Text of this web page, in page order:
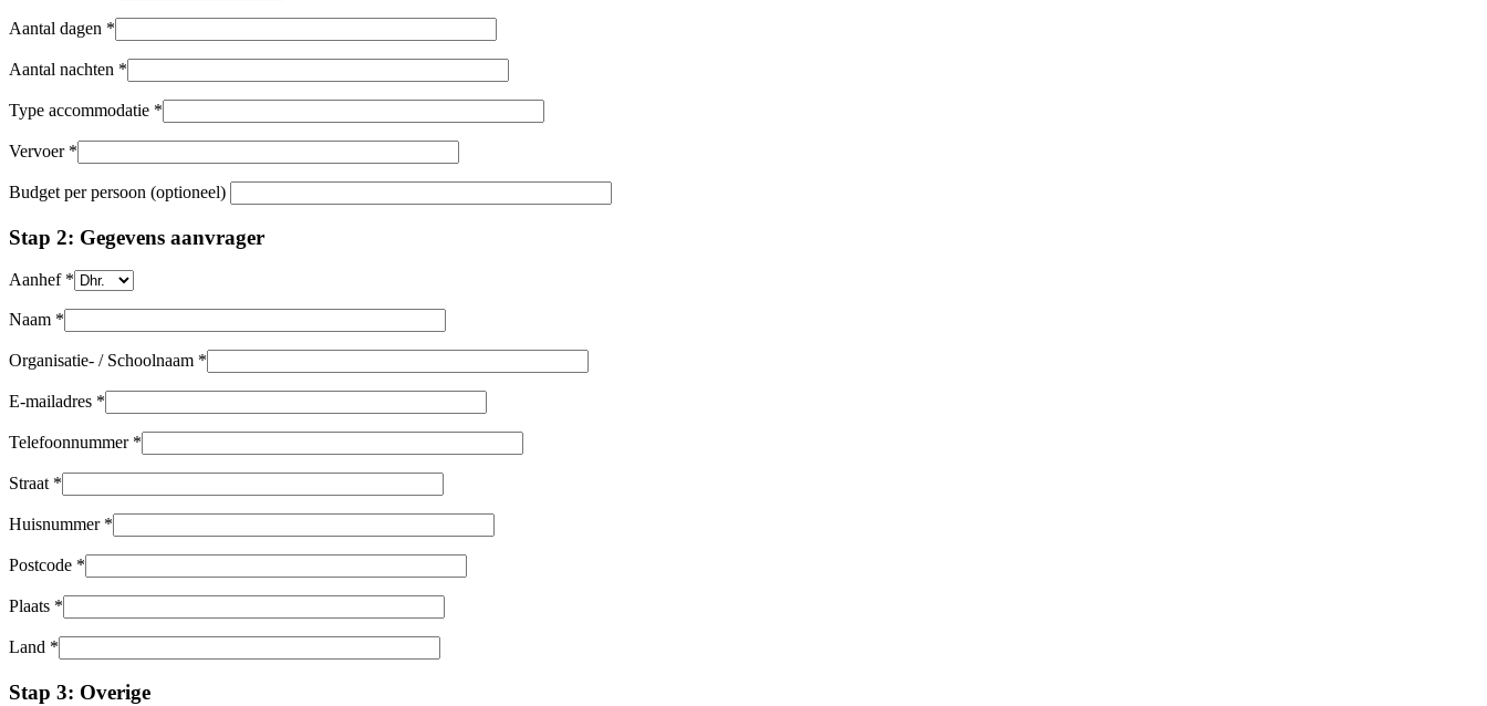
Aantal dagen *
Aantal nachten *
Type accommodatie *
Vervoer *
Budget per persoon (optioneel)
Stap 2: Gegevens aanvrager
Aanhef *
Naam *
Organisatie- / Schoolnaam *
E-mailadres *
Telefoonnummer *
Straat *
Huisnummer *
Postcode *
Plaats *
Land *
Stap 3: Overige